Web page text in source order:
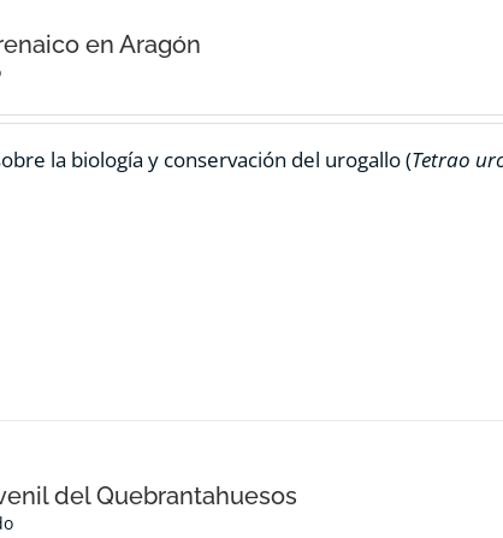
en Aragón
la biología y conservación del urogallo (Tetrao
del Quebrantahuesos